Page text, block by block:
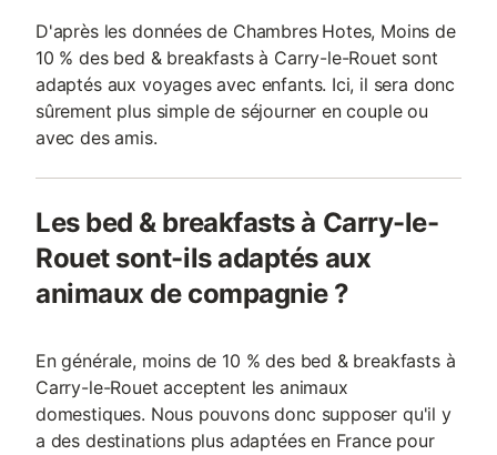
D'après les données de Chambres Hotes, Moins de
10 % des bed & breakfasts à Carry-le-Rouet sont
adaptés aux voyages avec enfants. Ici, il sera donc
sûrement plus simple de séjourner en couple ou
avec des amis.
Les bed & breakfasts à Carry-le-
Rouet sont-ils adaptés aux
animaux de compagnie ?
En générale, moins de 10 % des bed & breakfasts à
Carry-le-Rouet acceptent les animaux
domestiques. Nous pouvons donc supposer qu'il y
a des destinations plus adaptées en France pour